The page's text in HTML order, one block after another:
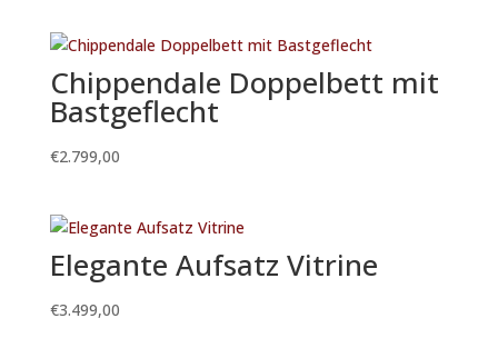
Chippendale Doppelbett mit
Bastgeflecht
€2.799,00
Elegante Aufsatz Vitrine
€3.499,00